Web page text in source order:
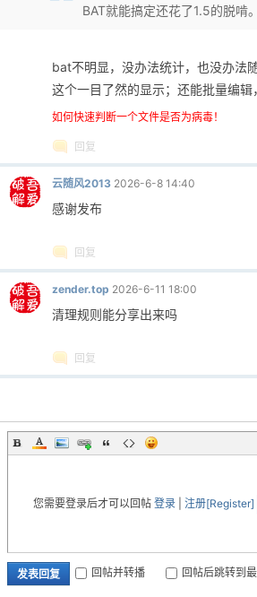
BAT就能搞定还花了1.5的脱啃
bat不明显，没办法统计，也没办法
这个一目了然的显示；还能批量编辑
如何快速判断一个文件是否为病毒！
回复
云随风2013 2026-6-8 14:40
感谢发布
回复
zender.top 2026-6-11 18:00
清理规则能分享出来吗
回复
您需要登录后才可以回帖 登录 注册[Register]
发表回复 回帖并转播 回帖后跳转到